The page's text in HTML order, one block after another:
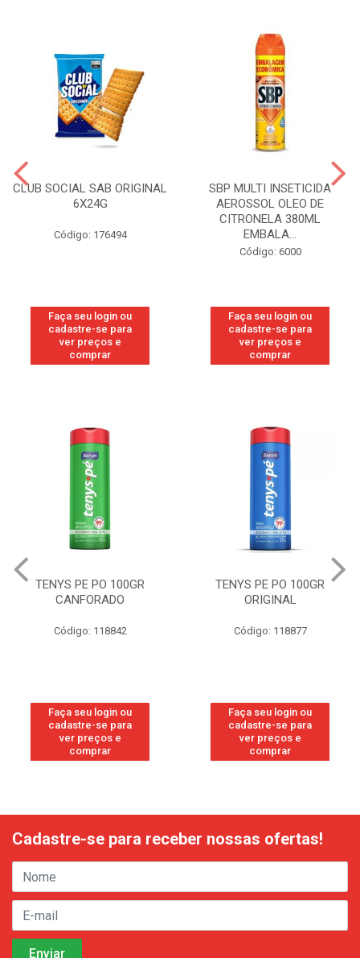
CLUB SOCIAL SAB ORIGINAL
6X24G
Código: 176494
Faça seu login ou
cadastre-se para
ver preços e
comprar
SBP MULTI INSETICIDA
AEROSSOL OLEO DE
CITRONELA 380ML
EMBALA...
Código: 6000
Faça seu login ou
cadastre-se para
ver preços e
comprar
TENYS PE PO 100GR
CANFORADO
Código: 118842
Faça seu login ou
cadastre-se para
ver preços e
comprar
TENYS PE PO 100GR
ORIGINAL
Código: 118877
Faça seu login ou
cadastre-se para
ver preços e
comprar
Cadastre-se para receber nossas ofertas!